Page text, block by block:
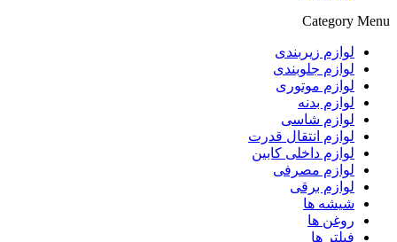
Category Menu
لوازم زیربندی
لوازم جلوبندی
لوازم موتوری
لوازم بدنه
لوازم شاسی
لوازم انتقال قدرت
لوازم داخلی کابین
لوازم مصرفی
لوازم برقی
شیشه ها
روغن ها
فیلتر ها